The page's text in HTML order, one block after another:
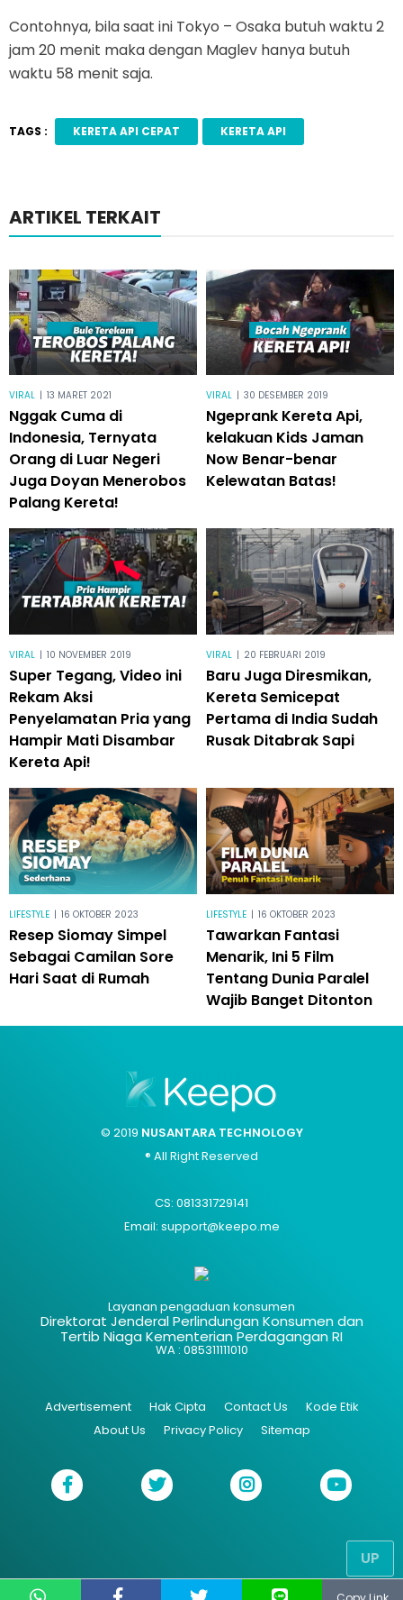
Contohnya, bila saat ini Tokyo – Osaka butuh waktu 2
jam 20 menit maka dengan Maglev hanya butuh
waktu 58 menit saja.
TAGS : KERETA API CEPAT KERETA API
ARTIKEL TERKAIT
VIRAL | 13 MARET 2021
Nggak Cuma di
Indonesia, Ternyata
Orang di Luar Negeri
Juga Doyan Menerobos
Palang Kereta!
VIRAL | 30 DESEMBER 2019
Ngeprank Kereta Api,
kelakuan Kids Jaman
Now Benar-benar
Kelewatan Batas!
VIRAL | 10 NOVEMBER 2019
Super Tegang, Video ini
Rekam Aksi
Penyelamatan Pria yang
Hampir Mati Disambar
Kereta Api!
VIRAL | 20 FEBRUARI 2019
Baru Juga Diresmikan,
Kereta Semicepat
Pertama di India Sudah
Rusak Ditabrak Sapi
LIFESTYLE | 16 OKTOBER 2023
Resep Siomay Simpel
Sebagai Camilan Sore
Hari Saat di Rumah
LIFESTYLE | 16 OKTOBER 2023
Tawarkan Fantasi
Menarik, Ini 5 Film
Tentang Dunia Paralel
Wajib Banget Ditonton
UP
© 2019 NUSANTARA TECHNOLOGY
® All Right Reserved
CS: 081331729141
Email: support@keepo.me
Layanan pengaduan konsumen
Direktorat Jenderal Perlindungan Konsumen dan
Tertib Niaga Kementerian Perdagangan RI
WA : 085311111010
Advertisement Hak Cipta Contact Us
Kode Etik
About Us
Privacy Policy Sitemap